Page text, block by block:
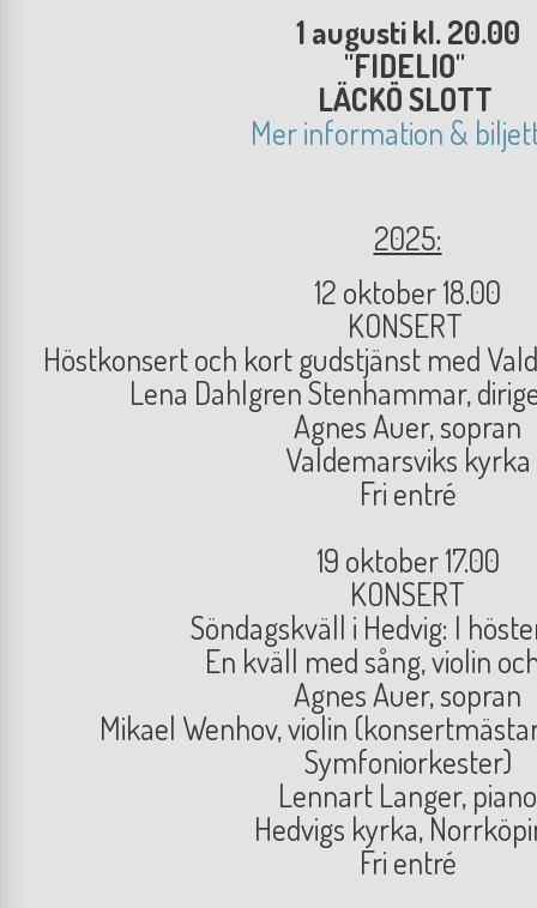
1 augusti kl. 20.00
"FIDELIO"
LÄCKÖ SLOTT
Mer information &
2025:
12 oktober 18.00
KONSERT
Höstkonsert och kort gudstjänst med
Lena Dahlgren Stenhammar,
Agnes Auer, sopran
Valdemarsviks kyrka
Fri entré
19 oktober 17.00
KONSERT
Söndagskväll i Hedvig: I
En kväll med sång, violin
Agnes Auer, sopran
Mikael Wenhov, violin
Symfoniorkester)
Lennart Langer, piano
Hedvigs kyrka,
Fri entré